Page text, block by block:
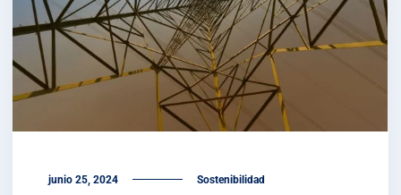
junio 25, 2024 Sostenibilidad